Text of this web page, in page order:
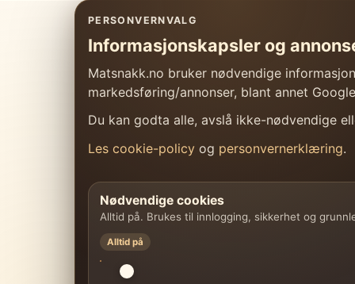
PERSONVERNVALG
Informasjonskapsler og
Matsnakk.no bruker nødvendige
markedsføring/annonser, blant annet
Du kan godta alle, avslå ikke-nødvendige
Les cookie-policy og personvernerklæring.
Nødvendige cookies
Alltid på. Brukes til innlogging, sikkerhet og
Alltid på